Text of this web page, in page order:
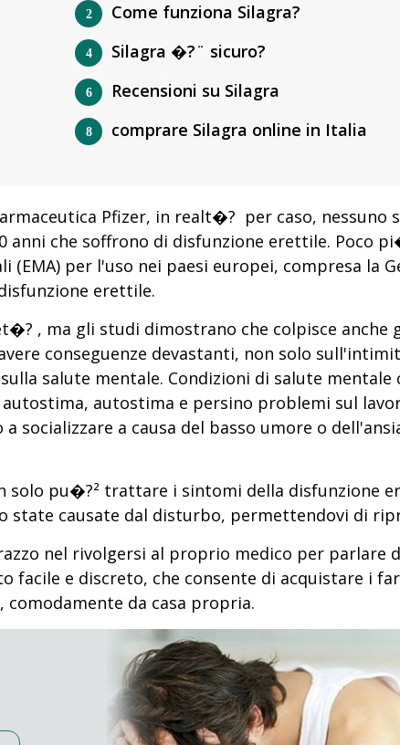
Come funziona Silagra?
Silagra �?¨ sicuro?
Recensioni su Silagra
comprare Silagra online in Italia
Pfizer, in realt�? per caso, nessuno
che soffrono di disfunzione erettile. Poco
per l'uso nei paesi europei, compresa la
erettile.
, ma gli studi dimostrano che colpisce anche
conseguenze devastanti, non solo
salute mentale. Condizioni di salute mentale
autostima e persino problemi sul
a causa del basso umore o
solo pu�?² trattare i sintomi della disfunzione
state causate dal disturbo, permettendovi di
nel rivolgersi al proprio medico per parlare
e discreto, che consente di acquistare i
da casa propria.